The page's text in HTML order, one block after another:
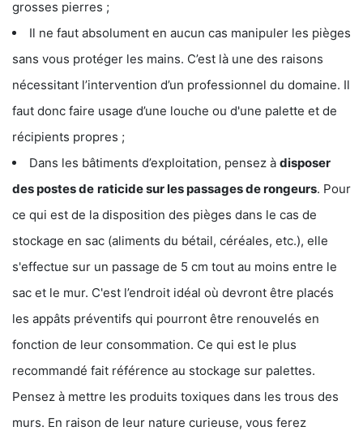
grosses pierres ;
Il ne faut absolument en aucun cas manipuler les pièges
sans vous protéger les mains. C’est là une des raisons
nécessitant l’intervention d’un professionnel du domaine. Il
faut donc faire usage d’une louche ou d'une palette et de
récipients propres ;
Dans les bâtiments d’exploitation, pensez à disposer
des postes de raticide sur les passages de rongeurs. Pour
ce qui est de la disposition des pièges dans le cas de
stockage en sac (aliments du bétail, céréales, etc.), elle
s'effectue sur un passage de 5 cm tout au moins entre le
sac et le mur. C'est l’endroit idéal où devront être placés
les appâts préventifs qui pourront être renouvelés en
fonction de leur consommation. Ce qui est le plus
recommandé fait référence au stockage sur palettes.
Pensez à mettre les produits toxiques dans les trous des
murs. En raison de leur nature curieuse, vous ferez